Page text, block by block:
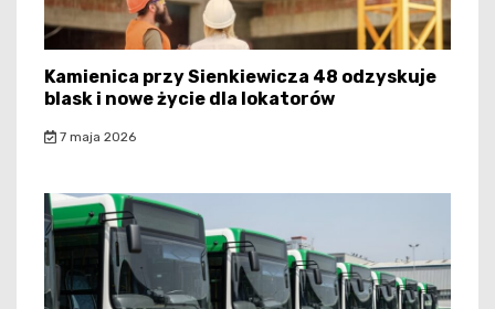
Kamienica przy Sienkiewicza 48 odzyskuje
blask i nowe życie dla lokatorów
7 maja 2026